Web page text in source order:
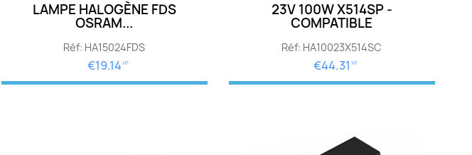
LAMPE HALOGÈNE FDS
OSRAM...
Réf: HA15024FDS
€19.14 HT
23V 100W X514SP -
COMPATIBLE
Réf: HA10023X514SC
€44.31 HT